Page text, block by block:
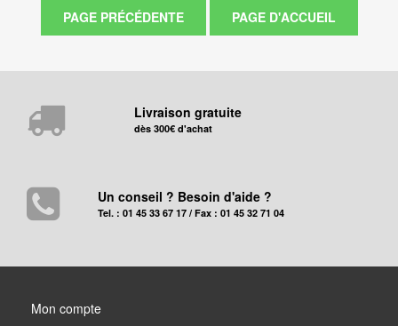
Livraison gratuite
dès 300€ d'achat
Un conseil ? Besoin d'aide ?
Tel. : 01 45 33 67 17 / Fax : 01 45 32 71 04
Mon compte